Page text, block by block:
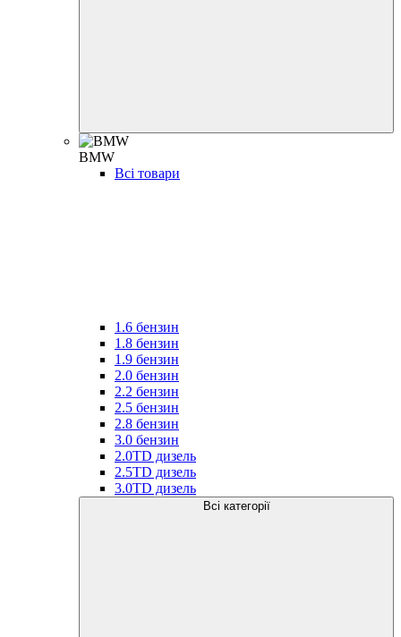
BMW
Всі товари
1.6 бензин
1.8 бензин
1.9 бензин
2.0 бензин
2.2 бензин
2.5 бензин
2.8 бензин
3.0 бензин
2.0TD дизель
2.5TD дизель
3.0TD дизель
Всі категорії